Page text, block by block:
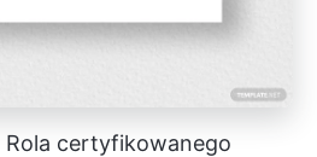
Rola certyfikowanego